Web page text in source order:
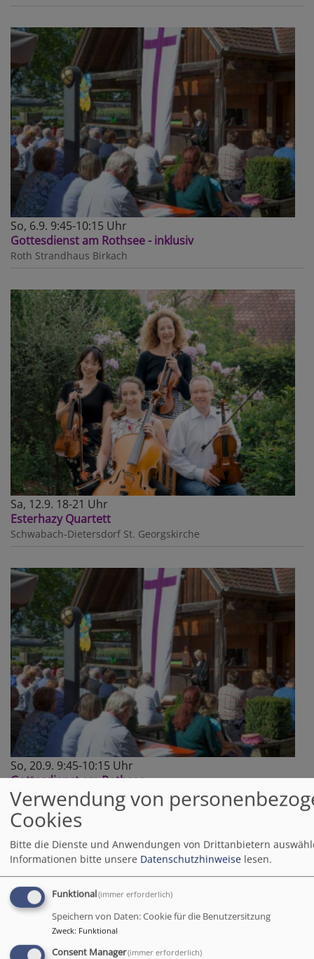
So, 6.9. 9:45-10:15 Uhr
Gottesdienst am Rothsee - inklusiv
Roth Strandhaus Birkach
Sa, 12.9. 18-21 Uhr
Esterhazy Quartett
Schwabach-Dietersdorf St. Georgskirche
So, 20.9. 9:45-10:15 Uhr
Gottesdienst am Rothsee
Roth Strandhaus Birkach
Verwendung von
Cookies
Bitte die Dienste und Anwendungen von Drittanbietern
Informationen bitte unsere Datenschutzhinweise lesen.
Funktional(immer erforderlich)
Speichern von Daten: Cookie für die Benutzersitzung
Zweck: Funktional
Consent Manager(immer erforderlich)